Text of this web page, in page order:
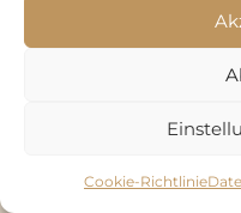
Cookie-Richtlinie